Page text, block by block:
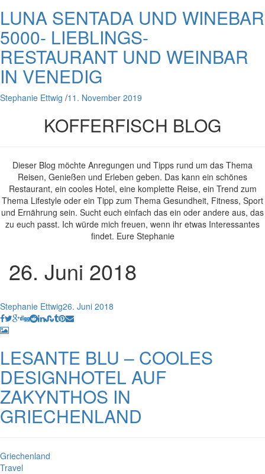
LUNA SENTADA UND WINEBAR
5000- LIEBLINGS-
RESTAURANT UND WEINBAR
IN VENEDIG
Stephanie Ettwig /11. November 2019
KOFFERFISCH BLOG
Dieser Blog möchte Anregungen und Tipps rund um das Thema
Reisen, Genießen und Erleben geben. Das kann ein schönes
Restaurant, ein cooles Hotel, eine komplette Reise, ein Trend zum
Thema Lifestyle oder ein Tipp zum Thema Gesundheit, Fitness, Sport
und Ernährung sein. Sucht euch einfach das ein oder andere aus, das
zu euch passt. Ich würde mich freuen, wenn ihr etwas Interessantes
findet. Eure Stephanie
26. Juni 2018
Stephanie Ettwig26. Juni 2018
LESANTE BLU – COOLES
DESIGNHOTEL AUF
ZAKYNTHOS IN
GRIECHENLAND
Griechenland
Travel